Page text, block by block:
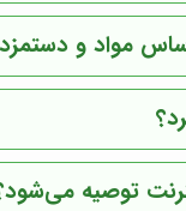
مواد و
توصیه